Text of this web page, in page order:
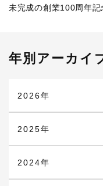
未完成の創業100周年
年別アーカイ
2026年
2025年
2024年